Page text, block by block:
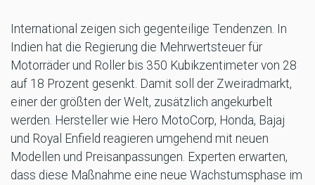
International zeigen sich gegenteilige Tendenzen. In
Indien hat die Regierung die Mehrwertsteuer für
Motorräder und Roller bis 350 Kubikzentimeter von 28
auf 18 Prozent gesenkt. Damit soll der Zweiradmarkt,
einer der größten der Welt, zusätzlich angekurbelt
werden. Hersteller wie Hero MotoCorp, Honda, Bajaj
und Royal Enfield reagieren umgehend mit neuen
Modellen und Preisanpassungen. Experten erwarten,
dass diese Maßnahme eine neue Wachstumsphase im